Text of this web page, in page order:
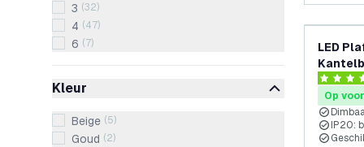
3 (32)
4 (47)
6 (7)
Kleur
Beige (5)
Goud (2)
LED
fitting
4.4
Op
IP20: